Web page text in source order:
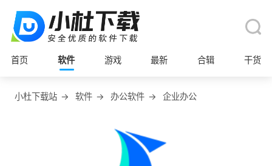
首页 软件 游戏 最新 合辑 干货
小杜下载站 → 软件 → 办公软件 → 企业办公